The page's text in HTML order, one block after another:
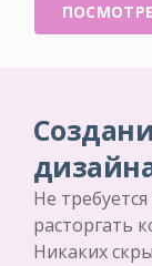
Не
расторгать
Никаких